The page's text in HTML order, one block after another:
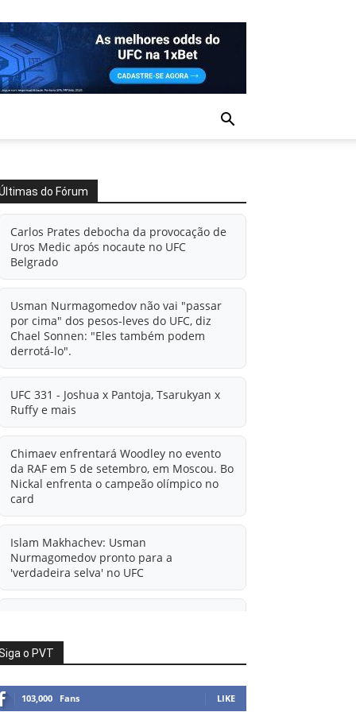
do Fórum
Carlos Prates debocha da provocação de
Uros Medic após nocaute no UFC
Belgrado
Usman Nurmagomedov não vai "passar
por cima" dos pesos-leves do UFC, diz
Chael Sonnen: "Eles também podem
derrotá-lo".
UFC 331 - Joshua x Pantoja, Tsarukyan x
Ruffy e mais
Chimaev enfrentará Woodley no evento
da RAF em 5 de setembro, em Moscou. Bo
Nickal enfrenta o campeão olímpico no
card
Islam Makhachev: Usman
Nurmagomedov pronto para a
'verdadeira selva' no UFC
informações sobre possível mudança
para o UFC após novas negociações.
Islam Makhachev: Há concorrentes
o PVT
103,000 Fans LIKE